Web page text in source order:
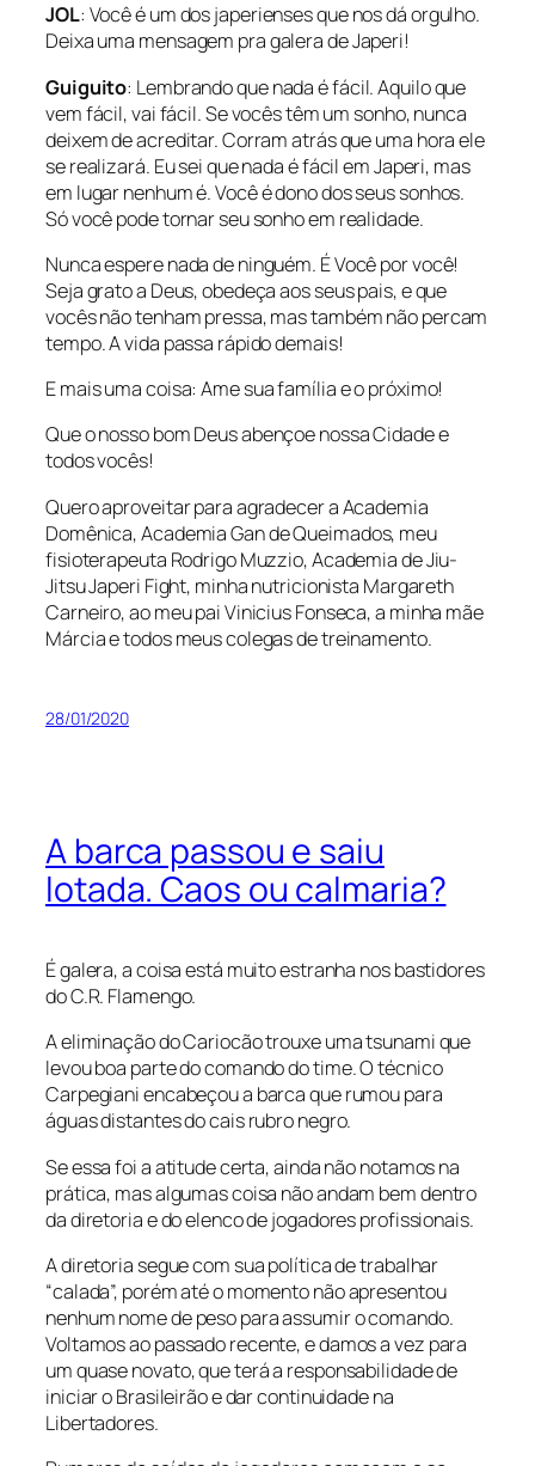
JOL: Você é um dos japerienses que nos dá orgulho.
Deixa uma mensagem pra galera de Japeri!
Guiguito: Lembrando que nada é fácil. Aquilo que
vem fácil, vai fácil. Se vocês têm um sonho, nunca
deixem de acreditar. Corram atrás que uma hora ele
se realizará. Eu sei que nada é fácil em Japeri, mas
em lugar nenhum é. Você é dono dos seus sonhos.
Só você pode tornar seu sonho em realidade.
Nunca espere nada de ninguém. É Você por você!
Seja grato a Deus, obedeça aos seus pais, e que
vocês não tenham pressa, mas também não percam
tempo. A vida passa rápido demais!
E mais uma coisa: Ame sua família e o próximo!
Que o nosso bom Deus abençoe nossa Cidade e
todos vocês!
Quero aproveitar para agradecer a Academia
Domênica, Academia Gan de Queimados, meu
fisioterapeuta Rodrigo Muzzio, Academia de Jiu-
Jitsu Japeri Fight, minha nutricionista Margareth
Carneiro, ao meu pai Vinicius Fonseca, a minha mãe
Márcia e todos meus colegas de treinamento.
28/01/2020
A barca passou e saiu
lotada. Caos ou calmaria?
É galera, a coisa está muito estranha nos bastidores
do C.R. Flamengo.
A eliminação do Cariocão trouxe uma tsunami que
levou boa parte do comando do time. O técnico
Carpegiani encabeçou a barca que rumou para
águas distantes do cais rubro negro.
Se essa foi a atitude certa, ainda não notamos na
prática, mas algumas coisa não andam bem dentro
da diretoria e do elenco de jogadores profissionais.
A diretoria segue com sua política de trabalhar
“calada”, porém até o momento não apresentou
nenhum nome de peso para assumir o comando.
Voltamos ao passado recente, e damos a vez para
um quase novato, que terá a responsabilidade de
iniciar o Brasileirão e dar continuidade na
Libertadores.